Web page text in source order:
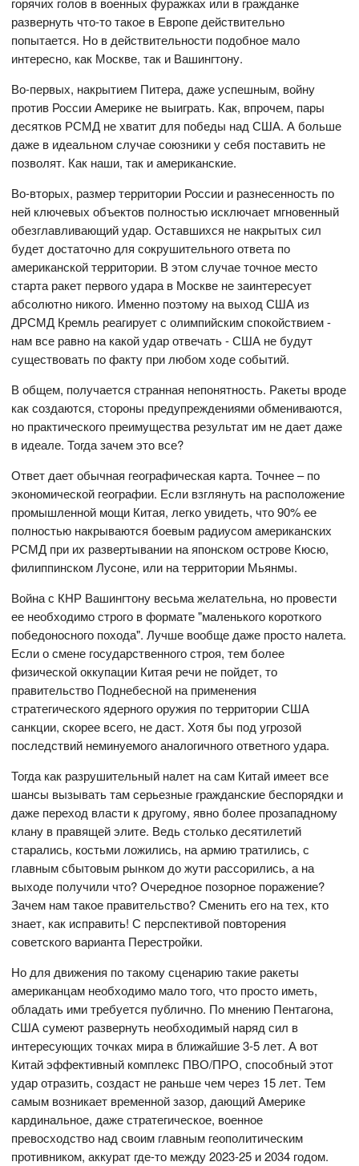
развернуть что-то такое в Европе действительно
попытается. Но в действительности подобное мало
интересно, как Москве, так и Вашингтону.
Во-первых, накрытием Питера, даже успешным, войну
против России Америке не выиграть. Как, впрочем, пары
десятков РСМД не хватит для победы над США. А больше
даже в идеальном случае союзники у себя поставить не
позволят. Как наши, так и американские.
Во-вторых, размер территории России и разнесенность по
ней ключевых объектов полностью исключает мгновенный
обезглавливающий удар. Оставшихся не накрытых сил
будет достаточно для сокрушительного ответа по
американской территории. В этом случае точное место
старта ракет первого удара в Москве не заинтересует
абсолютно никого. Именно поэтому на выход США из
ДРСМД Кремль реагирует с олимпийским спокойствием -
нам все равно на какой удар отвечать - США не будут
существовать по факту при любом ходе событий.
В общем, получается странная непонятность. Ракеты вроде
как создаются, стороны предупреждениями обмениваются,
но практического преимущества результат им не дает даже
в идеале. Тогда зачем это все?
Ответ дает обычная географическая карта. Точнее – по
экономической географии. Если взглянуть на расположение
промышленной мощи Китая, легко увидеть, что 90% ее
полностью накрываются боевым радиусом американских
РСМД при их развертывании на японском острове Кюсю,
филиппинском Лусоне, или на территории Мьянмы.
Война с КНР Вашингтону весьма желательна, но провести
ее необходимо строго в формате "маленького короткого
победоносного похода". Лучше вообще даже просто налета.
Если о смене государственного строя, тем более
физической оккупации Китая речи не пойдет, то
правительство Поднебесной на применения
стратегического ядерного оружия по территории США
санкции, скорее всего, не даст. Хотя бы под угрозой
последствий неминуемого аналогичного ответного удара.
Тогда как разрушительный налет на сам Китай имеет все
шансы вызывать там серьезные гражданские беспорядки и
даже переход власти к другому, явно более прозападному
клану в правящей элите. Ведь столько десятилетий
старались, костьми ложились, на армию тратились, с
главным сбытовым рынком до жути рассорились, а на
выходе получили что? Очередное позорное поражение?
Зачем нам такое правительство? Сменить его на тех, кто
знает, как исправить! С перспективой повторения
советского варианта Перестройки.
Но для движения по такому сценарию такие ракеты
американцам необходимо мало того, что просто иметь,
обладать ими требуется публично. По мнению Пентагона,
США сумеют развернуть необходимый наряд сил в
интересующих точках мира в ближайшие 3-5 лет. А вот
Китай эффективный комплекс ПВО/ПРО, способный этот
удар отразить, создаст не раньше чем через 15 лет. Тем
самым возникает временной зазор, дающий Америке
кардинальное, даже стратегическое, военное
превосходство над своим главным геополитическим
противником, аккурат где-то между 2023-25 и 2034 годом.